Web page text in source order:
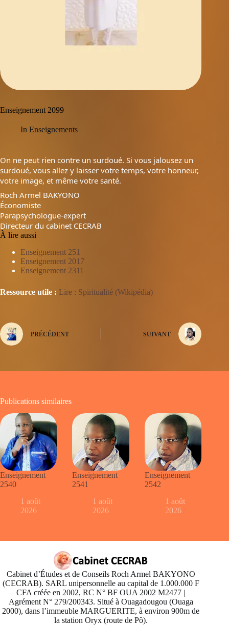
Enseignement 2099
In Enseignements
On ne peut rien contre un surdoué. Si vous jalousez un
surdoué, vous allez y laisser votre temps, votre honneur,
votre image, et même votre santé.
Roch Armel BAKYONO
Économiste
Parapsychologue-expert
Directeur du cabinet CECRAB
À lire aussi
Enseignement 251
Enseignement 2017
Enseignement 2311
Ressource utile : Lire : Spiritualité (Wikipédia)
PRÉCÉDENT SUIVANT
Publications similaires
Enseignement
2540
1 août
2026
Enseignement
2541
1 août
2026
Enseignement
2542
1 août
2026
Cabinet d’Études et de Conseils Roch Armel BAKYONO
(CECRAB). SARL unipersonnelle au capital de 1.000.000 F
CFA créée en 2002, RC N° BF OUA 2002 M2477 |
Agrément N° 279/200343. Situé à Ouagadougou (Ouaga
2000), dans l’immeuble MARGUERITE, à environ 900m de
la station Oryx (route de Pô).